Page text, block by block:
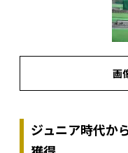
画
ジュニア時代か